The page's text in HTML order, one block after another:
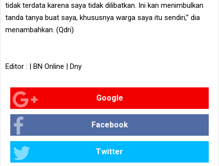
tidak terdata karena saya tidak dilibatkan. Ini kan menimbulkan
tanda tanya buat saya, khususnya warga saya itu sendiri,” dia
menambahkan. (Qdri)
Editor : | BN Online | Dny
Google
Facebook
Twitter